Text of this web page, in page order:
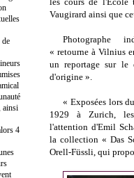
Vaugirard ainsi que
Photographe
« retourne à Vilnius
un reportage sur
d'origine ».
« Exposées lors
1929 à Zurich, les
l'attention d'Emil
la collection « Das
Orell-Füssli, qui
de
ainsi
4